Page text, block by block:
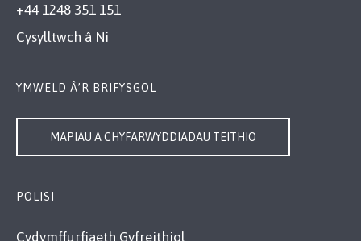
+44 1248 351 151
Cysylltwch â Ni
YMWELD Â’R BRIFYSGOL
MAPIAU A CHYFARWYDDIADAU TEITHIO
POLISI
Cydymffurfiaeth Gyfreithiol